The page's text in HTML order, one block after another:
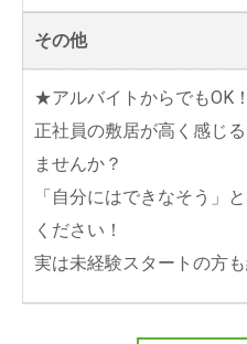
その他
★アルバイトからでもOK！
正社員の敷居が高く感じ
ませんか？
「自分にはできなそう」
ください！
実は未経験スタートの方